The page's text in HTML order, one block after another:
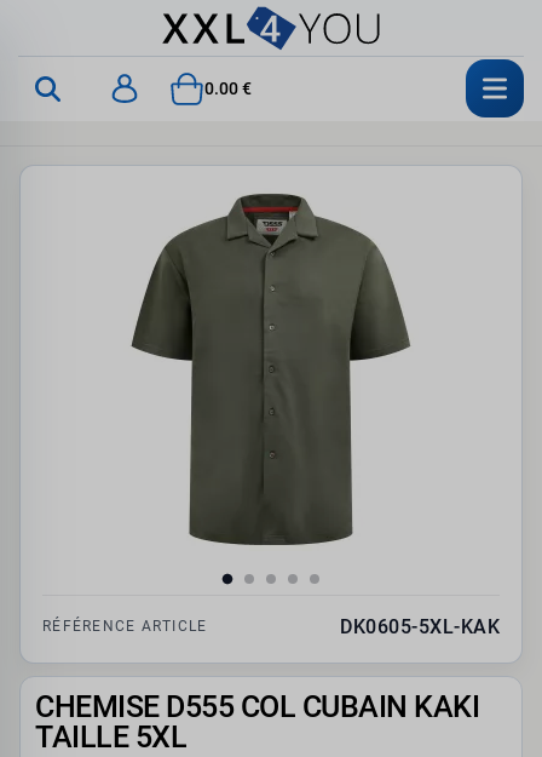
0.00 €
RÉFÉRENCE ARTICLE DK0605-5XL-KAK
CHEMISE D555 COL CUBAIN KAKI
TAILLE 5XL